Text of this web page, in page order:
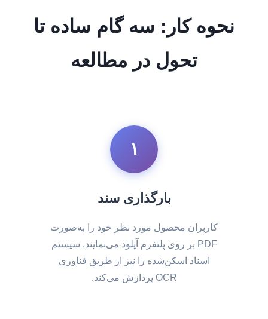
نحوه کار: سه گام ساده تا
تحول در مطالعه
۱
بارگذاری سند
کاربران محصول مورد نظر خود را به‌صورت
PDF بر روی پلتفرم آپلود می‌نمایند. سیستم
اسناد اسکن‌شده را نیز از طریق فناوری
OCR پردازش می‌کند.